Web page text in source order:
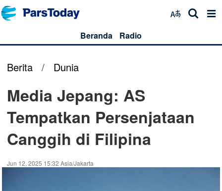
Beranda Radio
Berita / Dunia
Media Jepang: AS
Tempatkan Persenjataan
Canggih di Filipina
Jun 12, 2025 15:32 Asia/Jakarta